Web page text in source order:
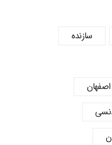
سازنده